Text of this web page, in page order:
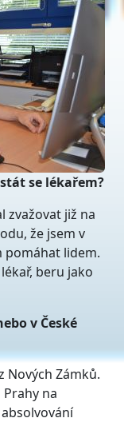
se lékařem?
zvažovat již na
že jsem v
pomáhat lidem.
beru jako
v České
Nových Zámků.
na